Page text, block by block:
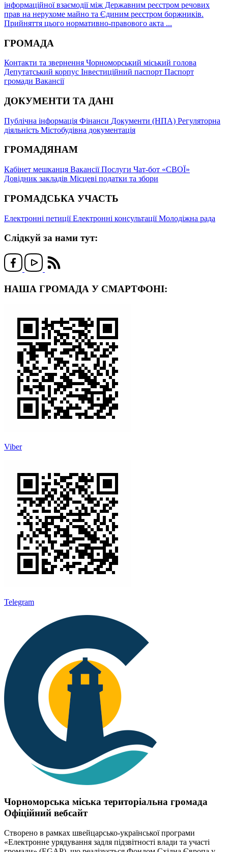
інформаційної взаємодії між Державним реєстром речових
прав на нерухоме майно та Єдиним реєстром боржників.
Прийняття цього нормативно-правового акта ...
ГРОМАДА
Контакти та звернення Чорноморський міський голова
Депутатський корпус Інвестиційний паспорт Паспорт
громади Вакансії
ДОКУМЕНТИ ТА ДАНІ
Публічна інформація Фінанси Документи (НПА) Регуляторна
діяльність Містобудівна документація
ГРОМАДЯНАМ
Кабінет мешканця ВакансіїПослуги Чат-бот «СВОЇ»
Довідник закладів Місцеві податки та збори
ГРОМАДСЬКА УЧАСТЬ
Електронні петиціїЕлектронні консультаціїМолодіжна рада
Слідкуй за нами тут:
НАША ГРОМАДА У СМАРТФОНІ:
Viber
Telegram
Чорноморська міська територіальна громада
Офіційний вебсайт
Створено в рамках швейцарсько-української програми
«Електронне урядування задля підзвітності влади та участі